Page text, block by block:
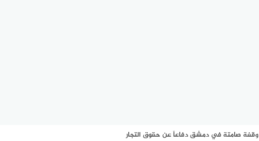
وقفة صامتة في دمشق دفاعاً عن حقوق التجار